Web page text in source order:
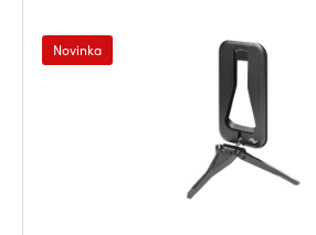
Novinka